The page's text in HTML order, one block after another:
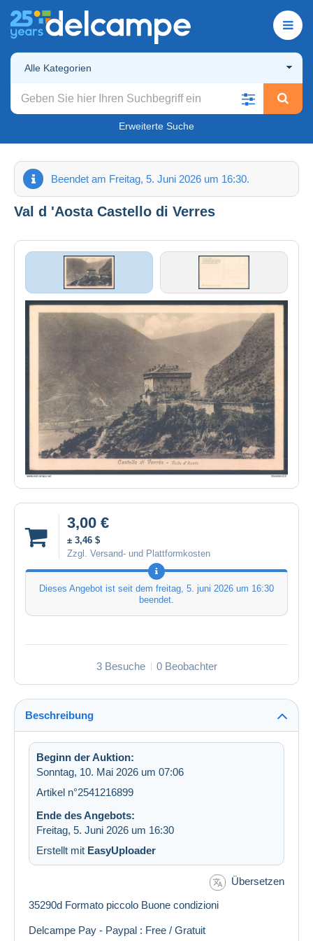
Alle Kategorien
Erweiterte Suche
Beendet am Freitag, 5. Juni 2026 um 16:30.
Val d 'Aosta Castello di Verres
3,00 €
± 3,46 $
Zzgl. Versand- und Plattformkosten
Dieses Angebot ist seit dem freitag, 5. juni 2026 um 16:30
beendet.
3 Besuche 0 Beobachter
Beschreibung
Beginn der Auktion:
Sonntag, 10. Mai 2026 um 07:06
Artikel n°2541216899
Ende des Angebots:
Freitag, 5. Juni 2026 um 16:30
Erstellt mit EasyUploader
Übersetzen
35290d Formato piccolo Buone condizioni
Delcampe Pay - Paypal : Free / Gratuit